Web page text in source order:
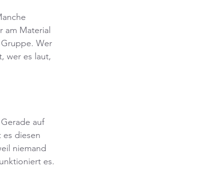
am Material
Wer
wer es laut,
auf
diesen
niemand
es.